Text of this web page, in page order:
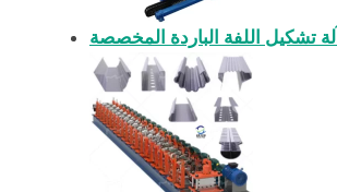
آلة تشكيل اللفة الباردة المخصصة